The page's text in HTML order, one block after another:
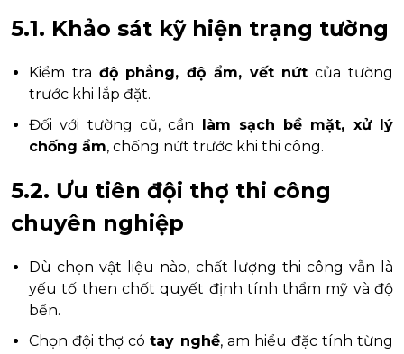
5.1. Khảo sát kỹ hiện trạng tường
Kiểm tra độ phẳng, độ ẩm, vết nứt của tường
trước khi lắp đặt.
Đối với tường cũ, cần làm sạch bề mặt, xử lý
chống ẩm, chống nứt trước khi thi công.
5.2. Ưu tiên đội thợ thi công
chuyên nghiệp
Dù chọn vật liệu nào, chất lượng thi công vẫn là
yếu tố then chốt quyết định tính thẩm mỹ và độ
bền.
Chọn đội thợ cótay nghề, am hiểu đặc tính từng